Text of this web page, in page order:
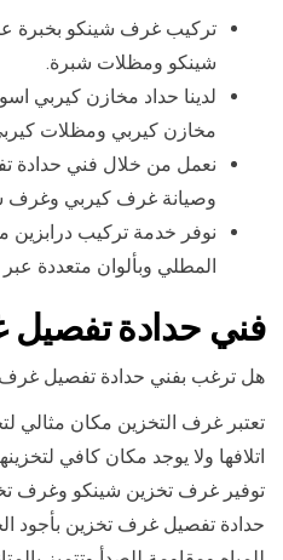
تركيب غرف شينكو بخبرة
شينكو ومظلات شبرة.
لدينا حداد مخازن كيربي
مخازن كيربي ومظلات
نعمل من خلال فني حدادة
وصيانة غرف كيربي وغرف
نوفر خدمة تركيب درابزين
المطلي وبألوان متعددة
فني حدادة
هل ترغب بفني حدادة تفصيل
تعتبر غرف التخزين مكان مثالي
اتلافها ولا يوجد مكان كافي
توفير غرف تخزين شينكو وغرف
حدادة تفصيل غرف تخزين بأجود